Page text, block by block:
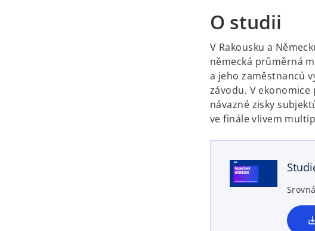
O studii
V Rakousku a
německá průměrná
a jeho zaměstnanců
závodu. V
návazné zisky
ve finále vlivem